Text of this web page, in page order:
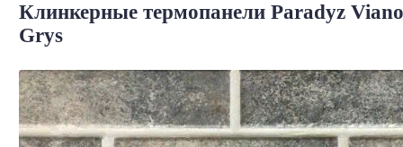
Клинкерные термопанели Paradyz Viano
Grys